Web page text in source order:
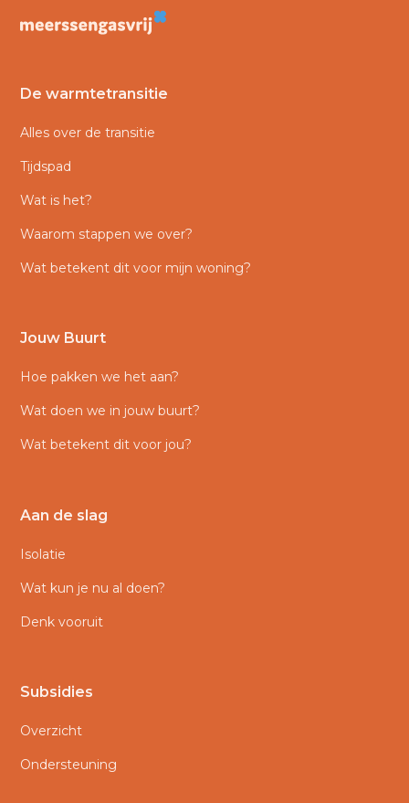
De warmtetransitie
Alles over de transitie
Tijdspad
Wat is het?
Waarom stappen we over?
Wat betekent dit voor mijn woning?
Jouw Buurt
Hoe pakken we het aan?
Wat doen we in jouw buurt?
Wat betekent dit voor jou?
Aan de slag
Isolatie
Wat kun je nu al doen?
Denk vooruit
Subsidies
Overzicht
Ondersteuning